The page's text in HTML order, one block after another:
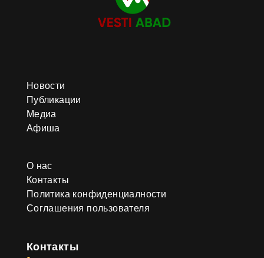
Новости
Публикации
Медиа
Афиша
О нас
Контакты
Политика конфиденциалности
Соглашения пользователя
Контакты